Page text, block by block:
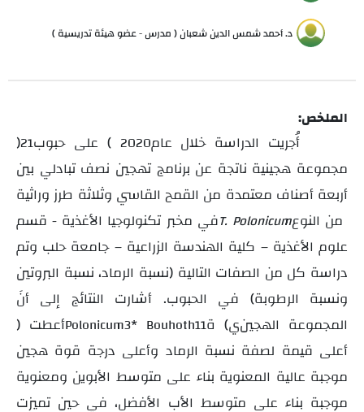
د. أحمد شمس الدين شعبان ( مدرس - عضو هيئة تدريسية )
الملخص:
2020 على حبوب ( 21
)
مجموعة هجينية ناتجة عن برنامج تهجين نصف تبادلي بين
أربعة أصناف معتمدة من القمح القاسي وثلاثة طرز وراثية
Polonicum
T.في مخبر تكنولوجيا الأغذية - قسم
علوم الأغذية – كلية الهندسة الزراعية – جامعة حلب وتم
دراسة كل من الصفات التالية (نسبة الرماد، نسبة البروتين
ونسبة الرطوبة) في الحبوب. أشارت النتائج إلى أنَ
المجموعة الهجينية ( Polonicum3* Bouhoth11
) أعطت
أعلى قيمة لصفة نسبة الرماد وأعلى درجة قوة هجين
موجبة عالية المعنوية بناء على متوسط الأبوين ومعنوية
موجبة بناء على متوسط الأب الأفضل، في حين تميزت